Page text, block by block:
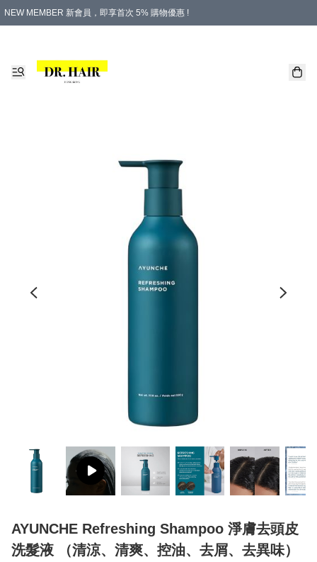
NEW MEMBER 新會員，即享首次 5% 購物優惠 !
AYUNCHE Refreshing Shampoo 淨膚去頭皮
洗髮液 （清涼、清爽、控油、去屑、去異味）